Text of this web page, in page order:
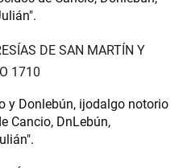
DE SAN MARTÍN Y
1710
y Donlebún, ijodalgo notorio
Cancio, DnLebún,